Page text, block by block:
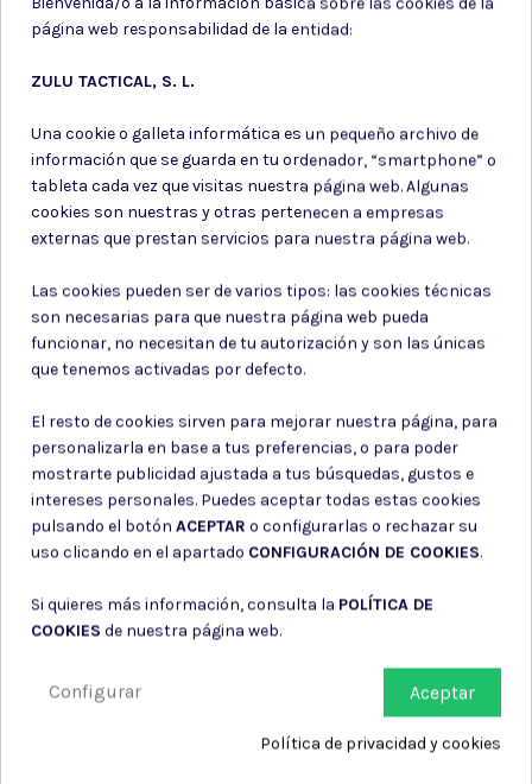
Cargadores
pistola
CARGADOR PISTOLA CO2 WE
42,00 €
Municion de
carabina aire
comprimido
BALINES GAMO HUNTER
5,20 €
Suscríbete a nuestro boletín
Consiento el uso de mis datos para los fines indicados en la
Consiento el uso de mis datos personales para recibir publicidad
página web responsabilidad de la entidad:
ZULU TACTICAL, S. L.
Una cookie o galleta informática es un pequeño archivo de
información que se guarda en tu ordenador, “smartphone” o
tableta cada vez que visitas nuestra página web. Algunas
cookies son nuestras y otras pertenecen a empresas
externas que prestan servicios para nuestra página web.
Las cookies pueden ser de varios tipos: las cookies técnicas
son necesarias para que nuestra página web pueda
funcionar, no necesitan de tu autorización y son las únicas
que tenemos activadas por defecto.
El resto de cookies sirven para mejorar nuestra página, para
personalizarla en base a tus preferencias, o para poder
mostrarte publicidad ajustada a tus búsquedas, gustos e
intereses personales. Puedes aceptar todas estas cookies
pulsando el botón ACEPTAR o configurarlas o rechazar su
uso clicando en el apartado CONFIGURACIÓN DE COOKIES.
Si quieres más información, consulta la POLÍTICA DE
COOKIES de nuestra página web.
Aceptar
Configurar
Política de privacidad y cookies